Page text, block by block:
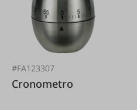
#FA123307
Cronometro